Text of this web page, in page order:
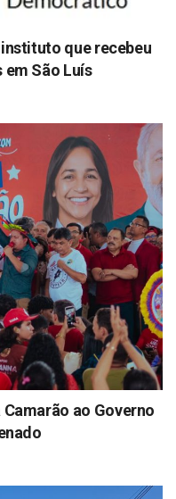
que recebeu
em São Luís
ao Governo